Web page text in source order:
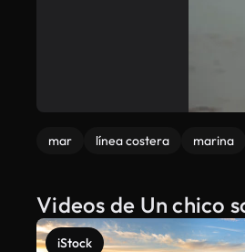
mar línea costera marina
Videos de Un chico
iStock